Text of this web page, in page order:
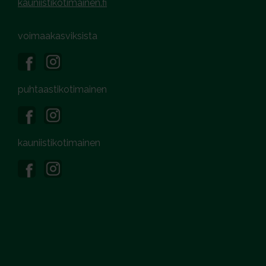
kauniistikotimainen.fi
voimaakasviksista
puhtaastikotimainen
kauniistikotimainen